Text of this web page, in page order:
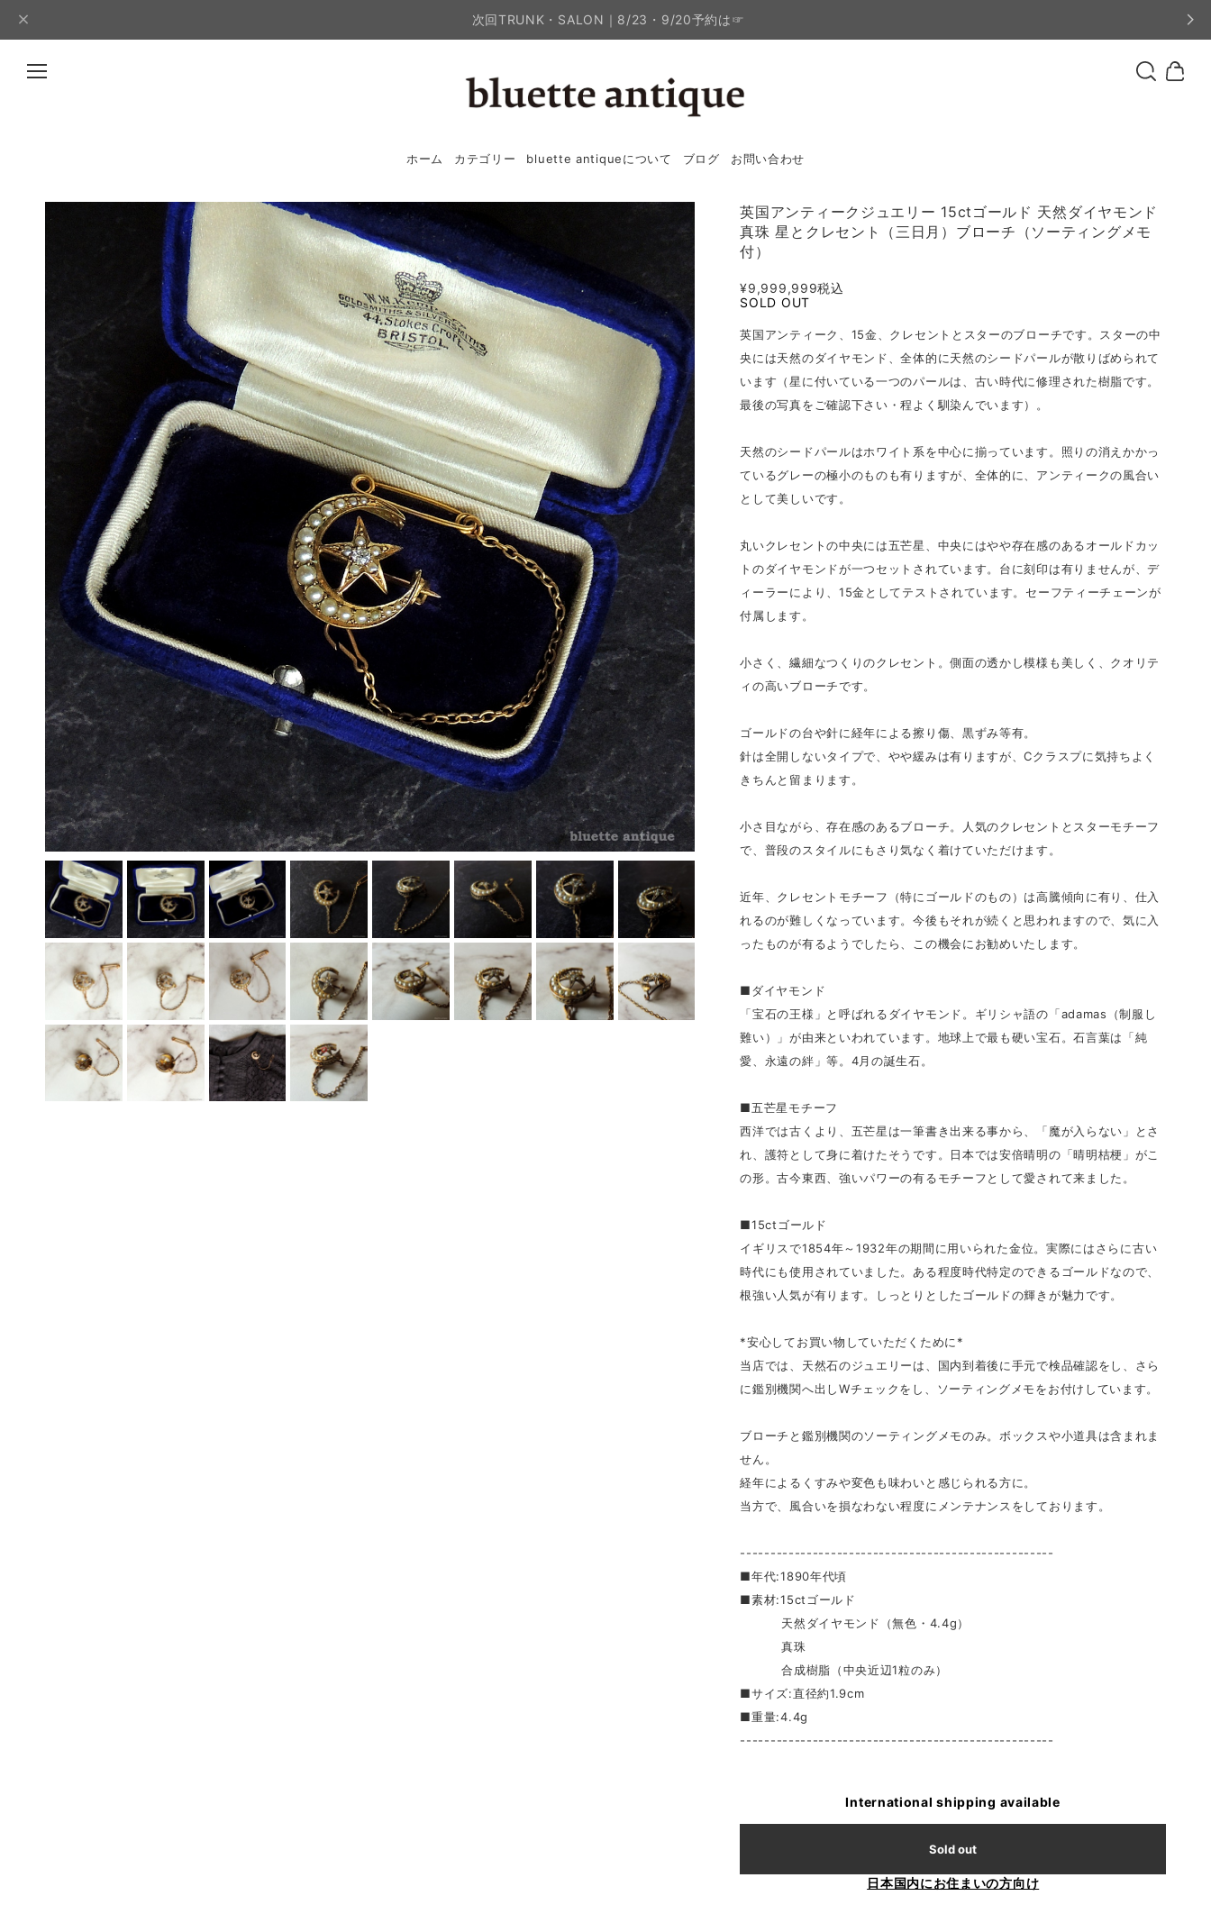
次回TRUNK・SALON｜8/23・9/20予約は☞
ホーム カテゴリー bluette antiqueについて ブログ お問い合わせ
英国アンティークジュエリー 15ctゴールド 天然ダイヤモンド
真珠 星とクレセント（三日月）ブローチ（ソーティングメモ
付）
¥9,999,999税込
SOLD OUT
英国アンティーク、15金、クレセントとスターのブローチです。スターの中
央には天然のダイヤモンド、全体的に天然のシードパールが散りばめられて
います（星に付いている一つのパールは、古い時代に修理された樹脂です。
最後の写真をご確認下さい・程よく馴染んでいます）。
天然のシードパールはホワイト系を中心に揃っています。照りの消えかかっ
ているグレーの極小のものも有りますが、全体的に、アンティークの風合い
として美しいです。
丸いクレセントの中央には五芒星、中央にはやや存在感のあるオールドカッ
トのダイヤモンドが一つセットされています。台に刻印は有りませんが、デ
ィーラーにより、15金としてテストされています。セーフティーチェーンが
付属します。
小さく、繊細なつくりのクレセント。側面の透かし模様も美しく、クオリテ
ィの高いブローチです。
ゴールドの台や針に経年による擦り傷、黒ずみ等有。
針は全開しないタイプで、やや緩みは有りますが、Cクラスプに気持ちよく
きちんと留まります。
小さ目ながら、存在感のあるブローチ。人気のクレセントとスターモチーフ
で、普段のスタイルにもさり気なく着けていただけます。
近年、クレセントモチーフ（特にゴールドのもの）は高騰傾向に有り、仕入
れるのが難しくなっています。今後もそれが続くと思われますので、気に入
ったものが有るようでしたら、この機会にお勧めいたします。
■ダイヤモンド
「宝石の王様」と呼ばれるダイヤモンド。ギリシャ語の「adamas（制服し
難い）」が由来といわれています。地球上で最も硬い宝石。石言葉は「純
愛、永遠の絆」等。4月の誕生石。
■五芒星モチーフ
西洋では古くより、五芒星は一筆書き出来る事から、「魔が入らない」とさ
れ、護符として身に着けたそうです。日本では安倍晴明の「晴明桔梗」がこ
の形。古今東西、強いパワーの有るモチーフとして愛されて来ました。
■15ctゴールド
イギリスで1854年～1932年の期間に用いられた金位。実際にはさらに古い
時代にも使用されていました。ある程度時代特定のできるゴールドなので、
根強い人気が有ります。しっとりとしたゴールドの輝きが魅力です。
*安心してお買い物していただくために*
当店では、天然石のジュエリーは、国内到着後に手元で検品確認をし、さら
に鑑別機関へ出しWチェックをし、ソーティングメモをお付けしています。
ブローチと鑑別機関のソーティングメモのみ。ボックスや小道具は含まれま
せん。
経年によるくすみや変色も味わいと感じられる方に。
当方で、風合いを損なわない程度にメンテナンスをしております。
----------------------------------------------------
■年代:1890年代頃
■素材:15ctゴールド
天然ダイヤモンド（無色・4.4g）
真珠
合成樹脂（中央近辺1粒のみ）
■サイズ:直径約1.9cm
■重量:4.4g
----------------------------------------------------
International shipping available
Sold out
日本国内にお住まいの方向け